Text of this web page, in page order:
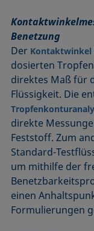
Benetzung
Der Kontaktwinkel
dosierten
direktes Maß für
Flüssigkeit. Die
direkte
Feststoff. Zum
Standard-
um mithilfe der
einen
Formulierungen